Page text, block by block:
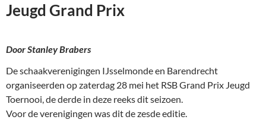
Jeugd Grand Prix
Door Stanley Brabers
De schaakverenigingen IJsselmonde en Barendrecht
organiseerden op zaterdag 28 mei het RSB Grand Prix Jeugd
Toernooi, de derde in deze reeks dit seizoen.
Voor de verenigingen was dit de zesde editie.